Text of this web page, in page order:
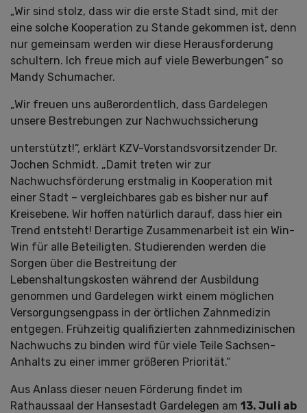
„Wir sind stolz, dass wir die erste Stadt sind, mit der
eine solche Kooperation zu Stande gekommen ist, denn
nur gemeinsam werden wir diese Herausforderung
schultern. Ich freue mich auf viele Bewerbungen“ so
Mandy Schumacher.
„Wir freuen uns außerordentlich, dass Gardelegen
unsere Bestrebungen zur Nachwuchssicherung
unterstützt!“, erklärt KZV-Vorstandsvorsitzender Dr.
Jochen Schmidt. „Damit treten wir zur
Nachwuchsförderung erstmalig in Kooperation mit
einer Stadt – vergleichbares gab es bisher nur auf
Kreisebene. Wir hoffen natürlich darauf, dass hier ein
Trend entsteht! Derartige Zusammenarbeit ist ein Win-
Win für alle Beteiligten. Studierenden werden die
Sorgen über die Bestreitung der
Lebenshaltungskosten während der Ausbildung
genommen und Gardelegen wirkt einem möglichen
Versorgungsengpass in der örtlichen Zahnmedizin
entgegen. Frühzeitig qualifizierten zahnmedizinischen
Nachwuchs zu binden wird für viele Teile Sachsen-
Anhalts zu einer immer größeren Priorität.“
Aus Anlass dieser neuen Förderung findet im
Rathaussaal der Hansestadt Gardelegen am 13. Juli ab